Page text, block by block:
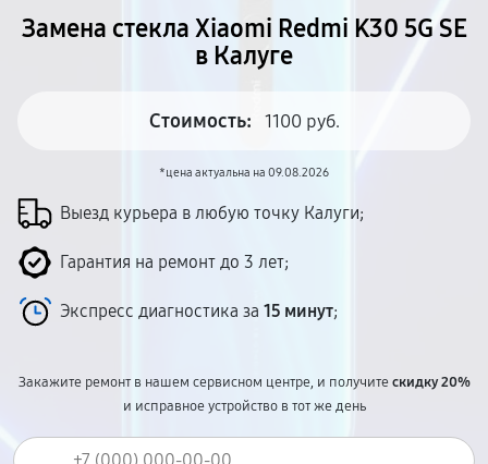
Замена стекла Xiaomi Redmi K30 5G SE
в Калуге
Стоимость: 1100 руб.
*цена актуальна на 09.08.2026
Выезд курьера в любую точку Калуги;
Гарантия на ремонт до 3 лет;
Экспресс диагностика за 15 минут;
Закажите ремонт в нашем сервисном центре, и получитескидку 20%
и исправное устройство в тот же день